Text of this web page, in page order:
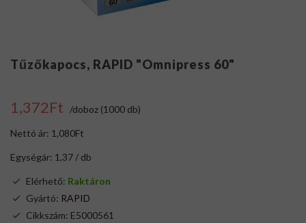
Tűzőkapocs, RAPID "Omnipress 60"
1,372Ft /doboz (1000 db)
Nettó ár: 1,080Ft
Egységár: 1,37 / db
Elérhető: Raktáron
Gyártó: RAPID
Cikkszám: E5000561